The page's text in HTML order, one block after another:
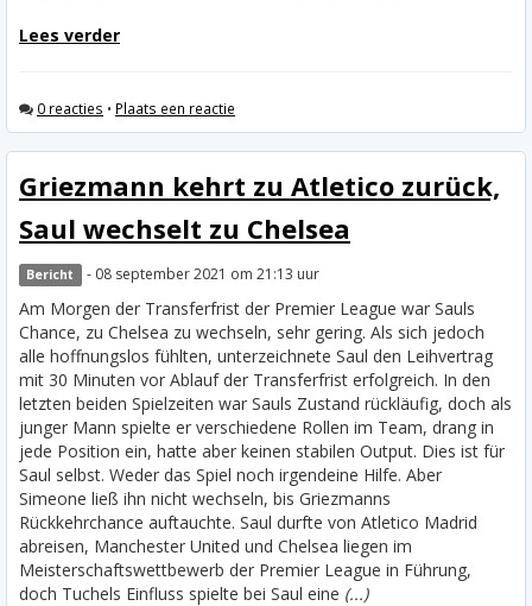
Lees verder
0 reacties • Plaats een reactie
Griezmann kehrt zu Atletico zurück,
Saul wechselt zu Chelsea
Bericht - 08 september 2021 om 21:13 uur
Am Morgen der Transferfrist der Premier League war Sauls
Chance, zu Chelsea zu wechseln, sehr gering. Als sich jedoch
alle hoffnungslos fühlten, unterzeichnete Saul den Leihvertrag
mit 30 Minuten vor Ablauf der Transferfrist erfolgreich. In den
letzten beiden Spielzeiten war Sauls Zustand rückläufig, doch als
junger Mann spielte er verschiedene Rollen im Team, drang in
jede Position ein, hatte aber keinen stabilen Output. Dies ist für
Saul selbst. Weder das Spiel noch irgendeine Hilfe. Aber
Simeone ließ ihn nicht wechseln, bis Griezmanns
Rückkehrchance auftauchte. Saul durfte von Atletico Madrid
abreisen, Manchester United und Chelsea liegen im
Meisterschaftswettbewerb der Premier League in Führung,
doch Tuchels Einfluss spielte bei Saul eine (...)